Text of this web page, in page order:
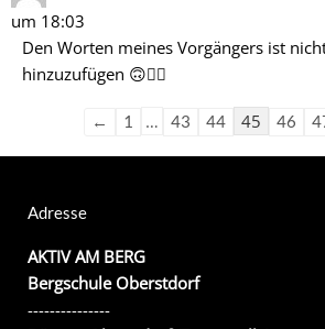
um 18:03
Den Worten meines Vorgängers ist
hinzuzufügen 🙃👍🏽
← 1 … 43 44 45 46
Adresse
AKTIV AM BERG
Bergschule Oberstdorf
---------------